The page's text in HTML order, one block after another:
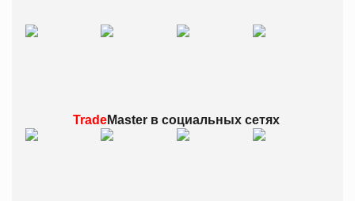
TradeMaster всоциальных сетях